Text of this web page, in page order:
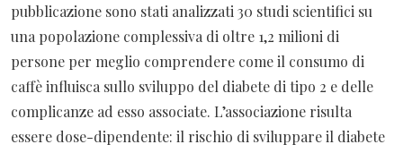
pubblicazione sono stati analizzati 30 studi scientifici su
una popolazione complessiva di oltre 1,2 milioni di
persone per meglio comprendere come il consumo di
caffè influisca sullo sviluppo del diabete di tipo 2 e delle
complicanze ad esso associate. L’associazione risulta
essere dose-dipendente: il rischio di sviluppare il diabete